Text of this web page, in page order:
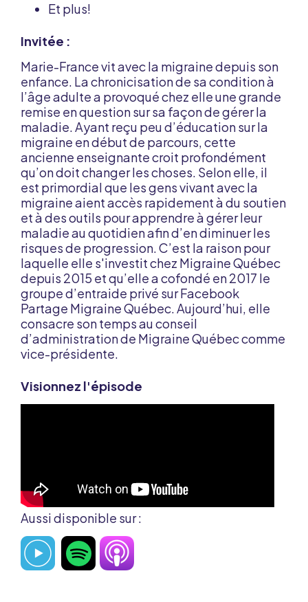
Et plus!
Invitée :
Marie-France vit avec la migraine depuis son
enfance. La chronicisation de sa condition à
l’âge adulte a provoqué chez elle une grande
remise en question sur sa façon de gérer la
maladie. Ayant reçu peu d’éducation sur la
migraine en début de parcours, cette
ancienne enseignante croit profondément
qu’on doit changer les choses. Selon elle, il
est primordial que les gens vivant avec la
migraine aient accès rapidement à du soutien
et à des outils pour apprendre à gérer leur
maladie au quotidien afin d’en diminuer les
risques de progression. C’est la raison pour
laquelle elle s'investit chez Migraine Québec
depuis 2015 et qu’elle a cofondé en 2017 le
groupe d’entraide privé sur Facebook
Partage Migraine Québec. Aujourd’hui, elle
consacre son temps au conseil
d’administration de Migraine Québec comme
vice-présidente.
Visionnez l'épisode
Aussi disponible sur :